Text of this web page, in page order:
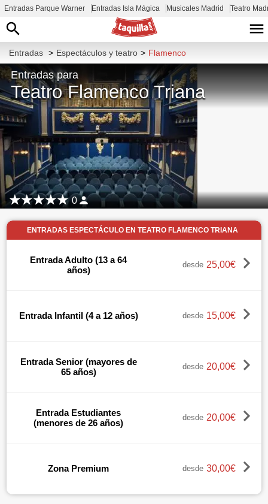
Entradas Parque Warner Entradas Isla Mágica Musicales Madrid Teatro
Entradas > Espectáculos y teatro > Flamenco
Entradas para
Teatro Flamenco Triana
0
ENTRADAS ESPECTÁCULO EN TEATRO FLAMENCO TRIANA
Entrada Adulto (13 a 64
años)
desde 25,00€
Entrada Infantil (4 a 12 años) desde 15,00€
Entrada Senior (mayores de
65 años)
desde 20,00€
Entrada Estudiantes
(menores de 26 años)
desde 20,00€
Zona Premium desde 30,00€